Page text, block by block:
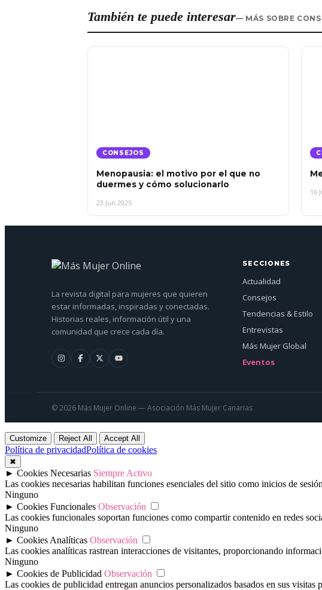
También te puede interesar— MÁS SOBRE
CONSEJOS
Menopausia: el motivo por el que no
duermes y cómo solucionarlo
23 Jun 2025
16
La revista digital para mujeres que quieren
estar informadas, inspiradas y conectadas.
Historias reales, información útil y una
comunidad que crece cada día.
SECCIONES
Actualidad
Consejos
Tendencias & Estilo
Entrevistas
Más Mujer Global
Eventos
© 2026 Más Mujer Online — Asociación Más Mujer Canarias
Customize Reject All Accept All
Política de privacidadPolítica de cookies
✖
► Cookies Necesarias Siempre Activo
Las cookies necesarias habilitan funciones esenciales del sitio como inicios de
Ninguno
► Cookies Funcionales Observación
Las cookies funcionales soportan funciones como compartir contenido en redes
Ninguno
► Cookies Analíticas Observación
Las cookies analíticas rastrean interacciones de visitantes, proporcionando
Ninguno
► Cookies de Publicidad Observación
Las cookies de publicidad entregan anuncios personalizados basados en sus